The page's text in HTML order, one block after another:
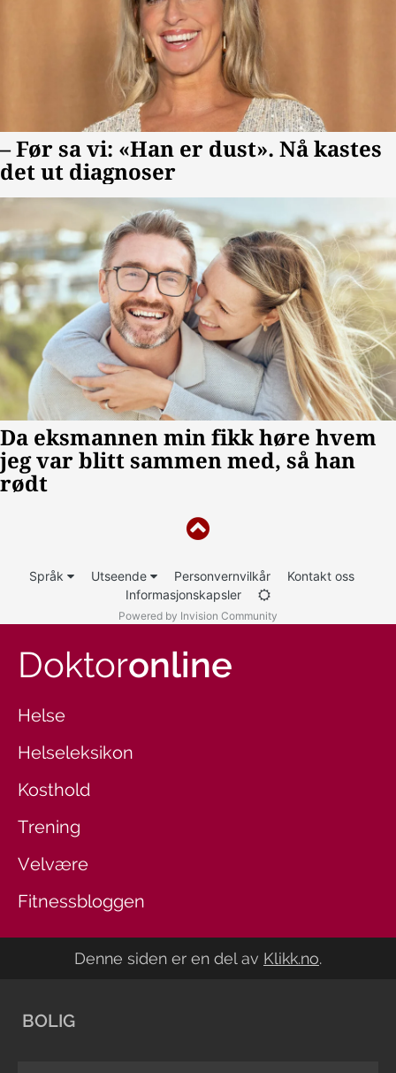
Språk Utseende Personvernvilkår
Kontakt oss
Informasjonskapsler
Powered by Invision Community
Doktoronline
Helse
Helseleksikon
Kosthold
Trening
Velvære
Fitnessbloggen
Denne siden er en del av Klikk.no.
BOLIG